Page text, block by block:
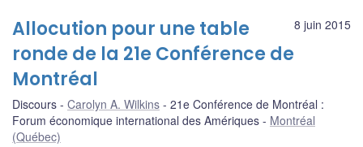
8 juin 2015
Allocution pour une table
ronde de la 21e Conférence de
Montréal
Discours Carolyn A. Wilkins
21e Conférence de Montréal :
Forum économique international des Amériques
Montréal
(Québec)